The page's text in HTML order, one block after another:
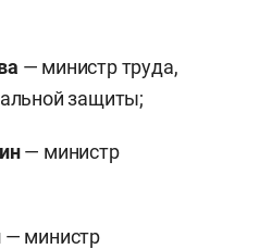
— министр труда,
защиты;
— министр
— министр